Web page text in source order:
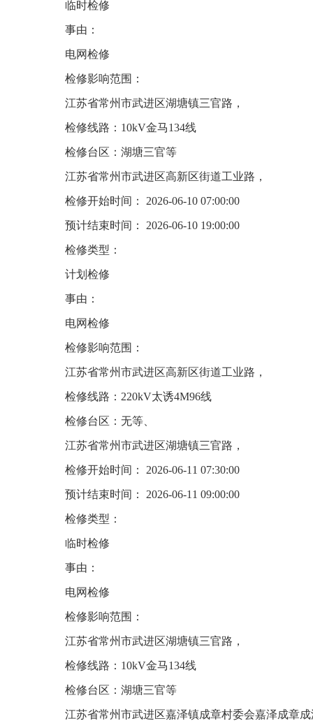
临时检修
事由：
电网检修
检修影响范围：
江苏省常州市武进区湖塘镇三官路，
检修线路：10kV金马134线
检修台区：湖塘三官等
江苏省常州市武进区高新区街道工业路，
检修开始时间： 2026-06-10 07:00:00
预计结束时间： 2026-06-10 19:00:00
检修类型：
计划检修
事由：
电网检修
检修影响范围：
江苏省常州市武进区高新区街道工业路，
检修线路：220kV太诱4M96线
检修台区：无等、
江苏省常州市武进区湖塘镇三官路，
检修开始时间： 2026-06-11 07:30:00
预计结束时间： 2026-06-11 09:00:00
检修类型：
临时检修
事由：
电网检修
检修影响范围：
江苏省常州市武进区湖塘镇三官路，
检修线路：10kV金马134线
检修台区：湖塘三官等
江苏省常州市武进区嘉泽镇成章村委会嘉泽成章